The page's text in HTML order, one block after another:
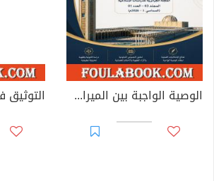
الوصية الواجبة بين الميراث والوصية: دراسة في الطبيعة القانونية والأساس التشريعي وإشكاليات التطبيق